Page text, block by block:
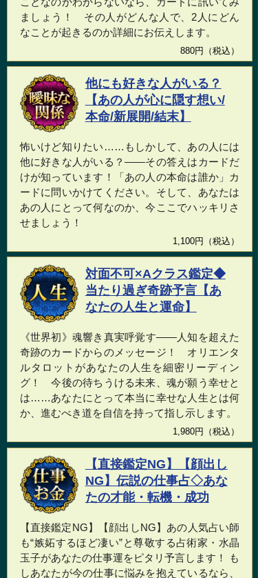
ましょう！ その人がどんな人で、2人にどん
なことが起きるのか詳細にお伝えします。
880円（税込）
他にも好きな人がいる？
【あの人が心に隠す想い/
本命/新展開/結末】
怖いけど知りたい……もしかして、あの人には
他に好きな人がいる？――その答えはカードだ
けが知っています！「あの人の本命は誰か」カ
ードに問いかけてください。そして、あなたは
あの人にとって何なのか、今ここでハッキリさ
せましょう！
1,100円（税込）
対面不可×Aクラス鑑定◆
当たり過ぎ奇跡予言【あ
なたの人生と運命】
《世界初》魂響き真実呼覚す――人知を超えた
奇跡のカードからのメッセージ！ オリエンタ
ルタロットがあなたの人生を細密リーディン
グ！ 今後の待ちうける未来、魂が願う幸せと
は……あなたにとって本当に幸せな人生とは何
か、進むべき道を自信を持って指し示します。
1,980円（税込）
【直接鑑定NG】【顔出し
NG】伝説の仕事占◇あな
たの才能・転機・成功
【直接鑑定NG】【顔出しNG】あの人気占い師
も“嫉妬するほど凄い”と尊敬する占術家・水晶
玉子があなたの仕事運をピタリ予言します！ も
しあなたが今の仕事に悩みを抱えているなら、